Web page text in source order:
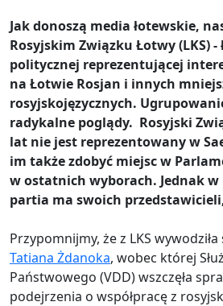
Jak donoszą media łotewskie,
Rosyjskim Związku Łotwy (LKS)
politycznej reprezentującej
na Łotwie Rosjan i innych
rosyjskojęzycznych.
radykalne poglądy. Rosyjski
lat nie jest reprezentowany w
im także zdobyć miejsc w
w ostatnich wyborach. Jednak
partia ma swoich
Przypomnijmy, że z LKS
Tatiana Żdanoka, wobec której
Państwowego (VDD) wszczęła
podejrzenia o współpracę z